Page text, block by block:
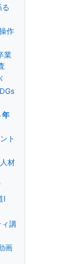
作
業
年
ト
材
講
画